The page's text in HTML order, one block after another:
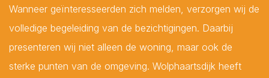
Wanneer geïnteresseerden zich melden, verzorgen wij de
volledige begeleiding van de bezichtigingen. Daarbij
presenteren wij niet alleen de woning, maar ook de
sterke punten van de omgeving. Wolphaartsdijk heeft